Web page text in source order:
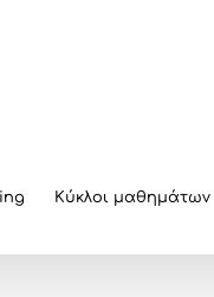
Κύκλοι μαθημάτων